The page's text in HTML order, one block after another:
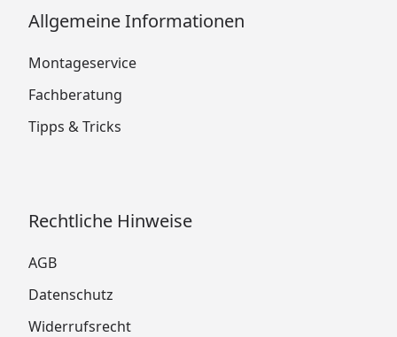
Allgemeine Informationen
Montageservice
Fachberatung
Tipps & Tricks
Rechtliche Hinweise
AGB
Datenschutz
Widerrufsrecht